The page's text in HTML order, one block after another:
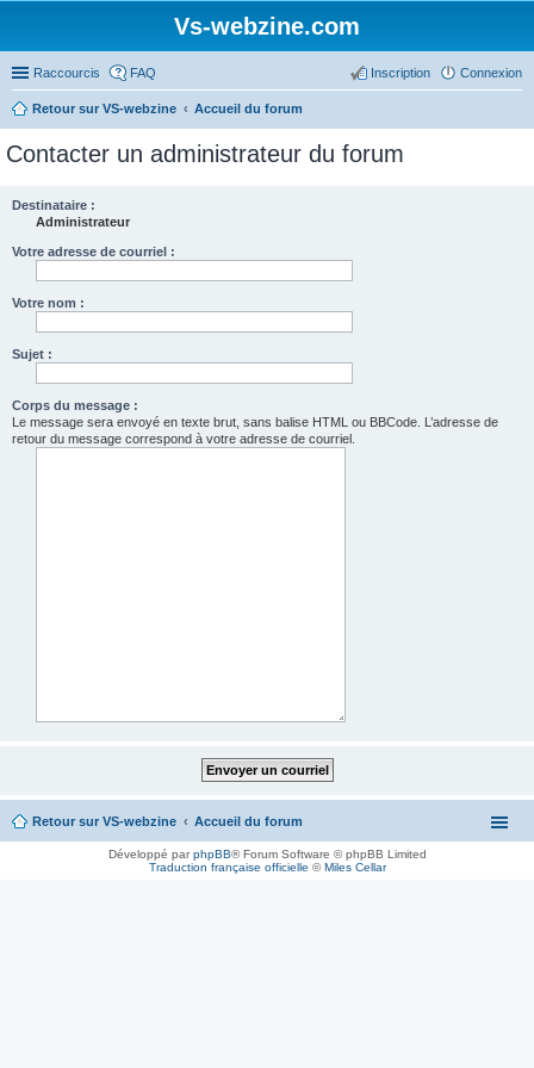
Vs-webzine.com
Raccourcis FAQ Connexion
Inscription
Retour sur VS-webzine Accueil du forum
Contacter un administrateur du forum
Destinataire :
Administrateur
Votre adresse de courriel :
Votre nom :
Sujet :
Corps du message :
Le message sera envoyé en texte brut, sans balise HTML ou BBCode. L’adresse de
retour du message correspond à votre adresse de courriel.
Retour sur VS-webzine Accueil du forum
Développé parphpBB® Forum Software © phpBB Limited
Traduction française officielle ©Miles Cellar